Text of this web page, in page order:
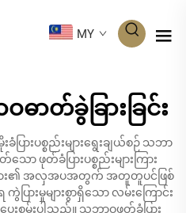
MY
တ်ခွဲခြားခြင်း
ားပစ္စည်းများရွေးချယ်စဉ် သဘာ
ာ ဖုတ်ခံပြားပစ္စည်းများကြား
ား၏ အလှအပအတွက် အတူတူပင်ဖြစ်
ားမှုများစွာရှိသော လမ်းကြောင်း
းစွမ်းပါသည်။ သဘာဝဖုတ်ခံပြား